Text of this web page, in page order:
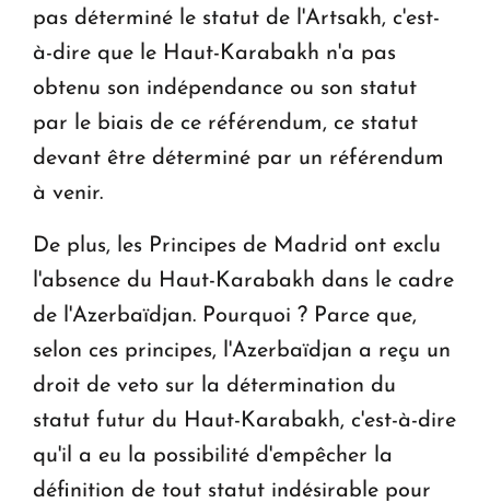
pas déterminé le statut de l'Artsakh, c'est-
à-dire que le Haut-Karabakh n'a pas
obtenu son indépendance ou son statut
par le biais de ce référendum, ce statut
devant être déterminé par un référendum
à venir.
De plus, les Principes de Madrid ont exclu
l'absence du Haut-Karabakh dans le cadre
de l'Azerbaïdjan. Pourquoi ? Parce que,
selon ces principes, l'Azerbaïdjan a reçu un
droit de veto sur la détermination du
statut futur du Haut-Karabakh, c'est-à-dire
qu'il a eu la possibilité d'empêcher la
définition de tout statut indésirable pour